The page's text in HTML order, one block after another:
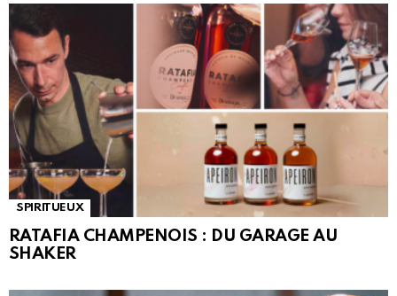
SPIRITUEUX
RATAFIA CHAMPENOIS : DU GARAGE AU
SHAKER